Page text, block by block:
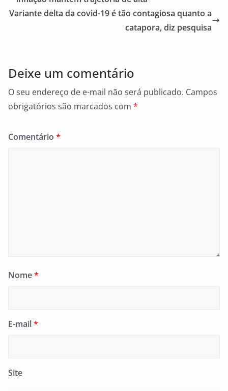
o
Variante delta da covid-19 é tão contagiosa quanto a
catapora, diz pesquisa
Deixe um comentário
O seu endereço de e-mail não será publicado. Campos
obrigatórios são marcados com *
Comentário *
Nome*
E-mail*
Site